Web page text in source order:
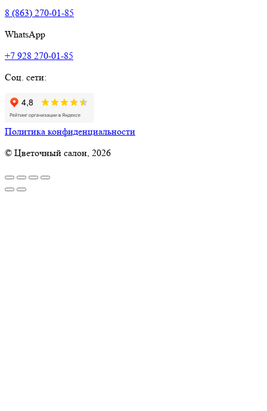
8 (863) 270-01-85
WhatsApp
+7 928 270-01-85
Соц. сети:
Политика конфиденциальности
© Цветочный салон, 2026